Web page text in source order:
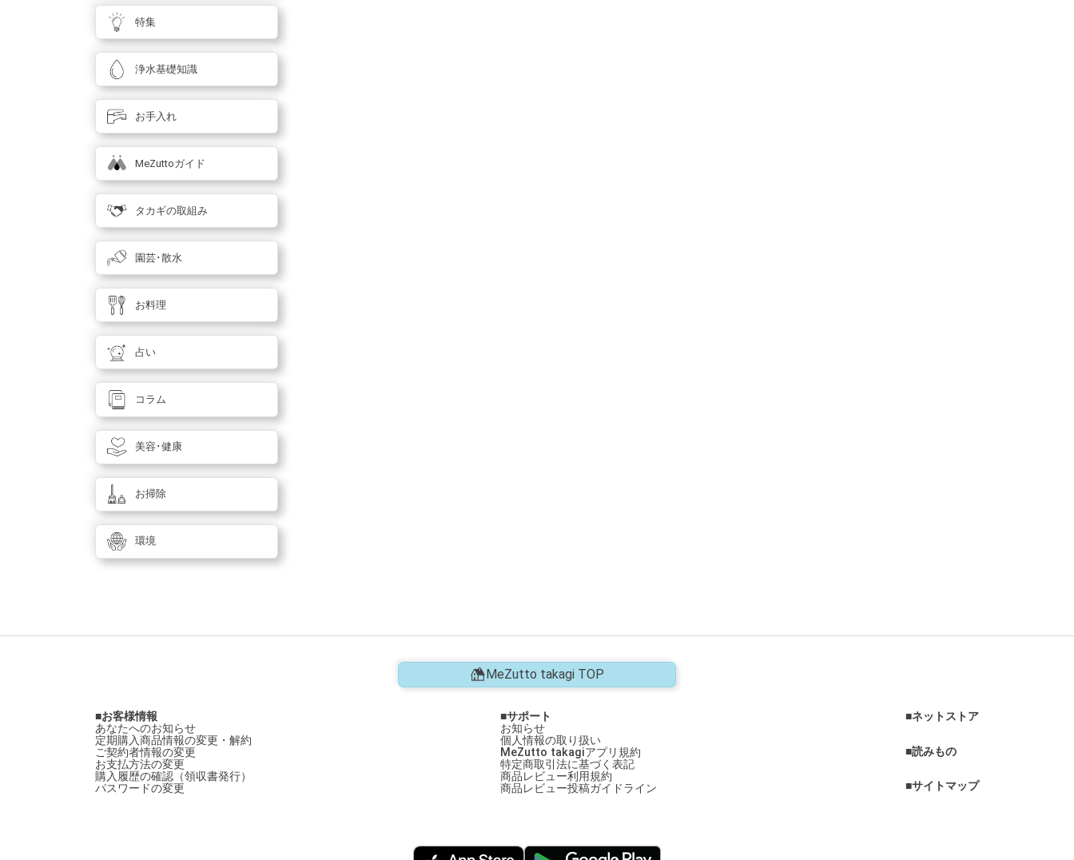
特集
浄水基礎知識
お手入れ
MeZuttoガイド
タカギの取組み
園芸･散水
お料理
占い
コラム
美容･健康
お掃除
環境
MeZutto takagi TOP
お客様情報
あなたへのお知らせ
定期購入商品情報の変更・解約
ご契約者情報の変更
お支払方法の変更
購入履歴の確認（領収書発行）
パスワードの変更
サポート
お知らせ
個人情報の取り扱い
MeZutto takagiアプリ規約
特定商取引法に基づく表記
商品レビュー利用規約
商品レビュー投稿ガイドライン
ネットストア
読みもの
サイトマップ